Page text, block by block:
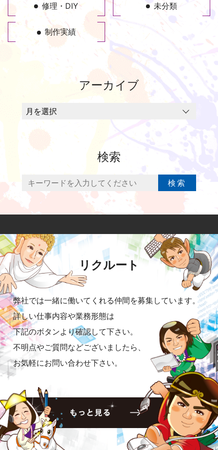
修理・DIY 未分類
制作実績
アーカイブ
検索
検索
リクルート
弊社では一緒に働いてくれる仲間を募集しています。
詳しい仕事内容や業務形態は
下記のボタンより確認して下さい。
不明点やご質問などございましたら、
お気軽にお問い合わせ下さい。